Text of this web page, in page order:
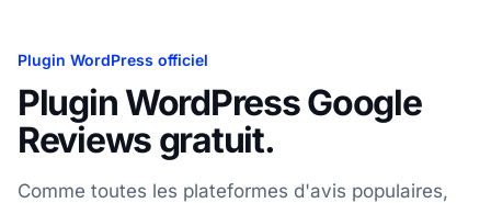
Plugin WordPress officiel
Plugin WordPress Google
Reviews gratuit.
Comme toutes les plateformes d'avis populaires,